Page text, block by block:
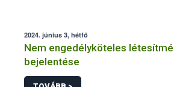
2024. június 3, hétfő
Nem engedélyköteles
bejelentése